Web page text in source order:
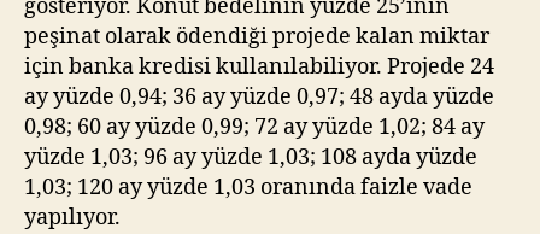
gösteriyor. Konut bedelinin yüzde 25’inin
peşinat olarak ödendiği projede kalan miktar
için banka kredisi kullanılabiliyor. Projede 24
ay yüzde 0,94; 36 ay yüzde 0,97; 48 ayda yüzde
0,98; 60 ay yüzde 0,99; 72 ay yüzde 1,02; 84 ay
yüzde 1,03; 96 ay yüzde 1,03; 108 ayda yüzde
1,03; 120 ay yüzde 1,03 oranında faizle vade
yapılıyor.